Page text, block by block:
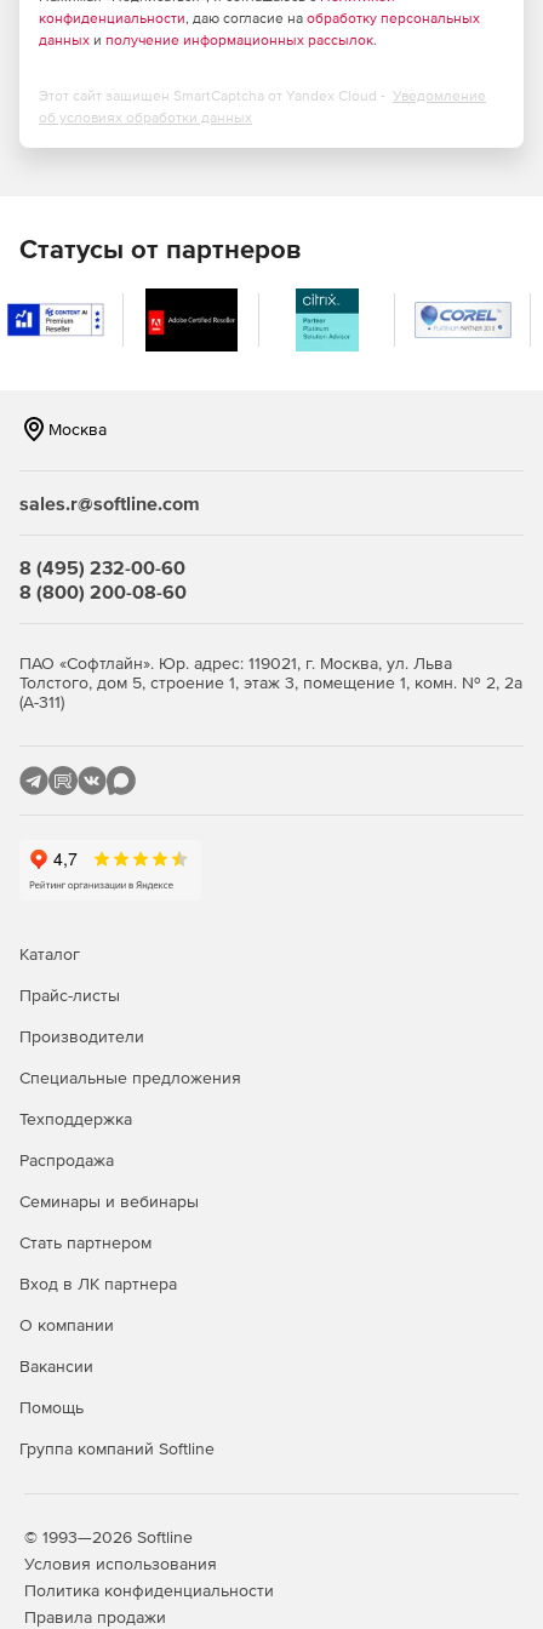
распределять задачи между различными
подразделениями и сотрудниками, обеспечивая
Анализ данных и оптимизация процесса:
корпоративными учетными системами (например,
1C:ERP) обеспечивает автоматическое обновление
информации о материальных затратах, нормах
времени и иных важных показателях.
отслеживание истории модификаций,
позволяющих оценить эффективность работы
каждого подразделения и своевременно реагировать
Приобретайте Appius: PLM-компонент для повышения
конкурентоспособности предприятий за счет
товаров.
конфиденциальности, даю согласие на обработку персональных
данных и получение информационных рассылок.
Этот сайт защищен SmartCaptcha от Yandex Cloud - Уведомление
об условиях обработки данных
Статусы от партнеров
Москва
sales.r@softline.com
8 (495) 232-00-60
8 (800) 200-08-60
ПАО «Софтлайн». Юр. адрес: 119021, г. Москва, ул. Льва
Толстого, дом 5, строение 1, этаж 3, помещение 1, комн. № 2, 2а
(А-311)
Каталог
Прайс-листы
Производители
Специальные предложения
Техподдержка
Распродажа
Семинары и вебинары
Стать партнером
Вход в ЛК партнера
О компании
Вакансии
Помощь
Группа компаний Softline
© 1993—2026 Softline
Условия использования
Политика конфиденциальности
Правила продажи